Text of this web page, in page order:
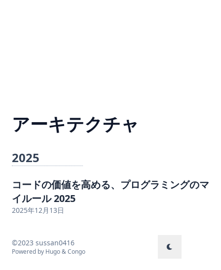
アーキテクチャ
2025
コードの価値を高める、プログラミングのマ
イルール 2025
2025年12月13日
©2023 sussan0416
Powered by Hugo&Congo